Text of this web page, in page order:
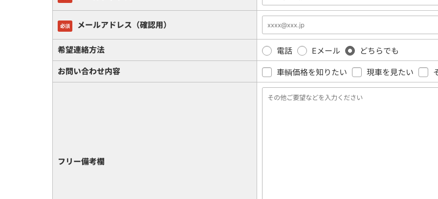
必須 メールアドレス（確認用）
希望連絡方法 電話 Eメール どちらでも
お問い合わせ内容 車輌価格を知りたい 現車を見たい
フリー備考欄